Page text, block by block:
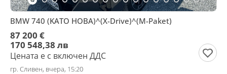
BMW 740 (KATO НОВА)^(X-Drive)^(M-Paket)
87 200 €
170 548,38 лв
Цената е с включен ДДС
гр. Сливен, вчера, 15:20